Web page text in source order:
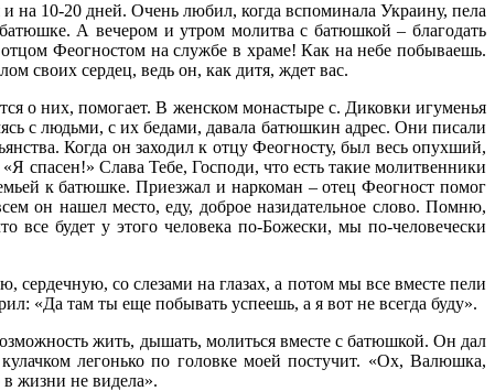
на 10-20 дней. Очень любил, когда вспоминала Украину, пела
А вечером и утром молитва с батюшкой – благодать
Феогностом на службе в храме! Как на небе побываешь.
своих сердец, ведь он, как дитя, ждет вас.
о них, помогает. В женском монастыре с. Диковки игуменья
с людьми, с их бедами, давала батюшкин адрес. Они писали
Когда он заходил к отцу Феогносту, был весь опухший,
спасен!» Слава Тебе, Господи, что есть такие молитвенники
к батюшке. Приезжал и наркоман – отец Феогност помог
он нашел место, еду, доброе назидательное слово. Помню,
все будет у этого человека по-Божески, мы по-человечески
со слезами на глазах, а потом мы все вместе пели
«Да там ты еще побывать успеешь, а я вот не всегда буду».
жить, дышать, молиться вместе с батюшкой. Он дал
легонько по головке моей постучит. «Ох, Валюшка,
жизни не видела».